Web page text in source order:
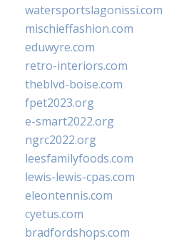
watersportslagonissi.com
mischieffashion.com
eduwyre.com
retro-interiors.com
theblvd-boise.com
fpet2023.org
e-smart2022.org
ngrc2022.org
leesfamilyfoods.com
lewis-lewis-cpas.com
eleontennis.com
cyetus.com
bradfordshops.com